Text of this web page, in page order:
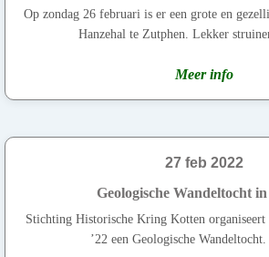
Op zondag 26 februari is er een grote en
Hanzehal te Zutphen. Lekker
Meer info
27 feb 2022
Geologische Wandeltocht
Stichting Historische Kring Kotten organiseert
’22 een Geologische Wandeltocht.